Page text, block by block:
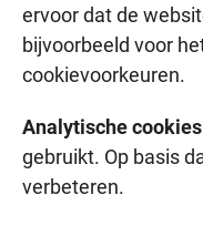
ervoor dat de
bijvoorbeeld voor
cookievoorkeuren.
Analytische cookies
gebruikt. Op basis
verbeteren.